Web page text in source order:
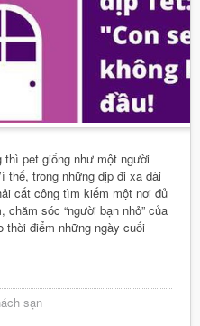
pet giống như một người
thế, trong những dịp đi xa dài
cất công tìm kiếm một nơi đủ
chăm sóc “người bạn nhỏ” của
thời điểm những ngày cuối
sạn